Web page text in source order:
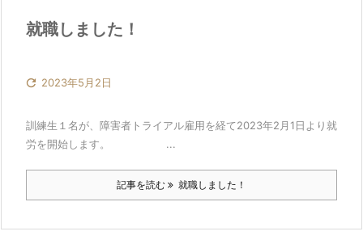
就職しました！
 2023年5月2日
訓練生１名が、障害者トライアル雇用を経て2023年2月1日より就
労を開始します。 ...
記事を読む 就職しました！